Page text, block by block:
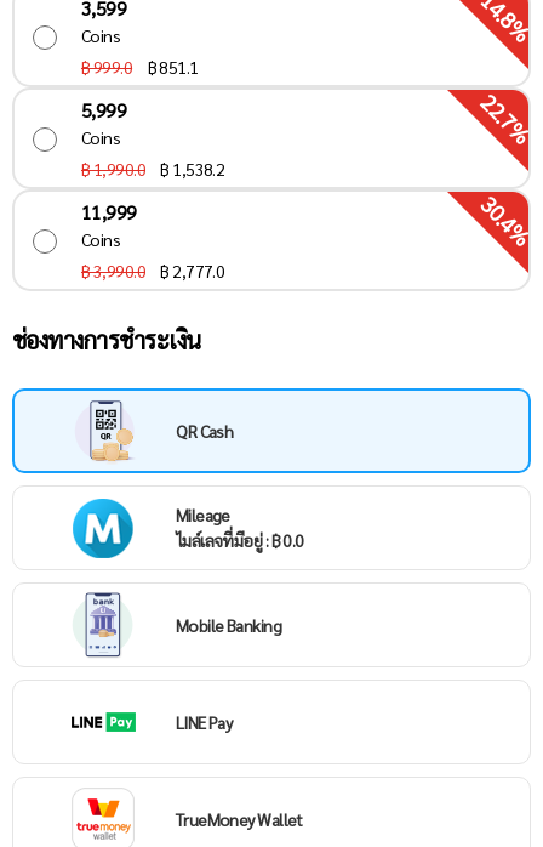
3,599
Coins
฿ 999.0
฿851.1
14.8%
5,999
Coins
฿ 1,990.0
฿ 1,538.2
22.7%
11,999
Coins
฿ 3,990.0
฿ 2,777.0
30.4%
ช่องทางการชำระเงิน
QR Cash
Mileage
ไมล์เลจที่มีอยู่ : ฿ 0.0
Mobile Banking
LINE Pay
TrueMoney Wallet